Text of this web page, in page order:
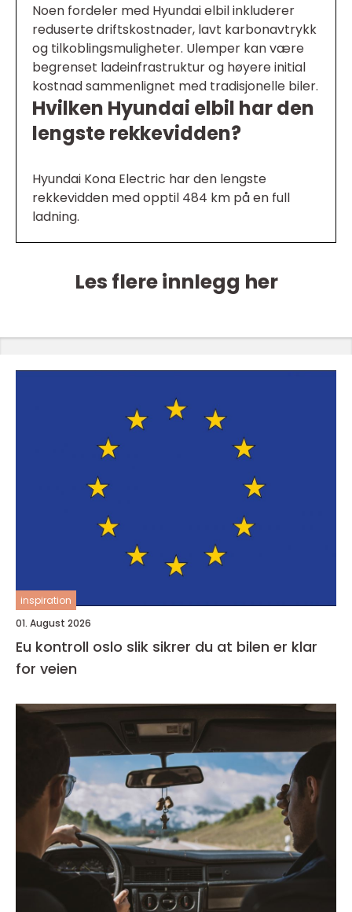
Noen fordeler med Hyundai elbil inkluderer
reduserte driftskostnader, lavt karbonavtrykk
og tilkoblingsmuligheter. Ulemper kan være
begrenset ladeinfrastruktur og høyere initial
kostnad sammenlignet med tradisjonelle biler.
Hvilken Hyundai elbil har den
lengste rekkevidden?
Hyundai Kona Electric har den lengste
rekkevidden med opptil 484 km på en full
ladning.
Les flere innlegg her
inspiration
01. August 2026
Eu kontroll oslo slik sikrer du at bilen er klar
for veien